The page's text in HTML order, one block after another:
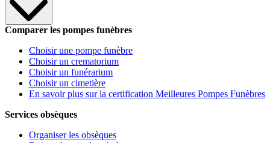
Comparer les pompes funèbres
Choisir une pompe funèbre
Choisir un crematorium
Choisir un funérarium
Choisir un cimetière
En savoir plus sur la certification Meilleures Pompes Funèbres
Services obsèques
Organiser les obsèques